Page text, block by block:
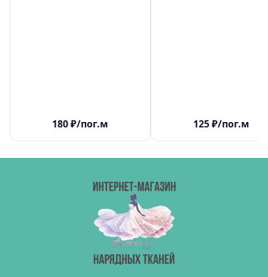
180₽/пог.м 125₽/пог.м